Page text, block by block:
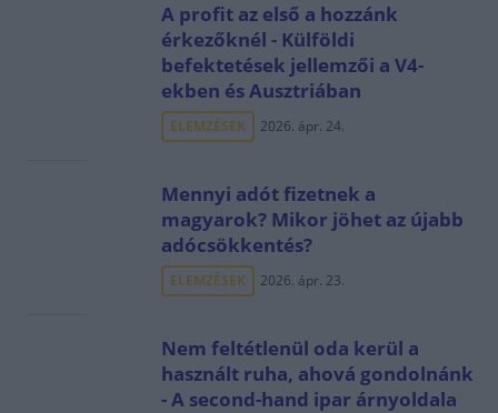
A profit az első a hozzánk
érkezőknél - Külföldi
befektetések jellemzői a V4-
ekben és Ausztriában
ELEMZÉSEK 2026. ápr. 24.
Mennyi adót fizetnek a
magyarok? Mikor jöhet az újabb
adócsökkentés?
ELEMZÉSEK 2026. ápr. 23.
Nem feltétlenül oda kerül a
használt ruha, ahová gondolnánk
- A second-hand ipar árnyoldala